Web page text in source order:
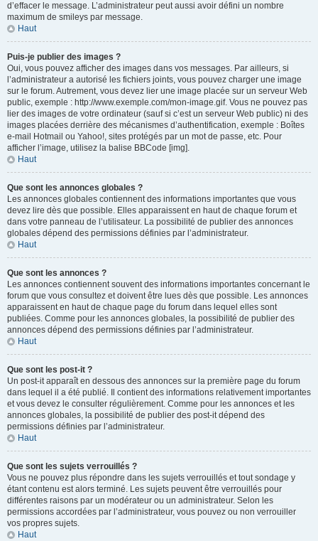
d’effacer le message. L’administrateur peut aussi avoir défini un nombre
maximum de smileys par message.
Haut
Puis-je publier des images ?
Oui, vous pouvez afficher des images dans vos messages. Par ailleurs, si
l’administrateur a autorisé les fichiers joints, vous pouvez charger une image
sur le forum. Autrement, vous devez lier une image placée sur un serveur Web
public, exemple : http://www.exemple.com/mon-image.gif. Vous ne pouvez pas
lier des images de votre ordinateur (sauf si c’est un serveur Web public) ni des
images placées derrière des mécanismes d’authentification, exemple : Boîtes
e-mail Hotmail ou Yahoo!, sites protégés par un mot de passe, etc. Pour
afficher l’image, utilisez la balise BBCode [img].
Haut
Que sont les annonces globales ?
Les annonces globales contiennent des informations importantes que vous
devez lire dès que possible. Elles apparaissent en haut de chaque forum et
dans votre panneau de l’utilisateur. La possibilité de publier des annonces
globales dépend des permissions définies par l’administrateur.
Haut
Que sont les annonces ?
Les annonces contiennent souvent des informations importantes concernant le
forum que vous consultez et doivent être lues dès que possible. Les annonces
apparaissent en haut de chaque page du forum dans lequel elles sont
publiées. Comme pour les annonces globales, la possibilité de publier des
annonces dépend des permissions définies par l’administrateur.
Haut
Que sont les post-it ?
Un post-it apparaît en dessous des annonces sur la première page du forum
dans lequel il a été publié. Il contient des informations relativement importantes
et vous devez le consulter régulièrement. Comme pour les annonces et les
annonces globales, la possibilité de publier des post-it dépend des
permissions définies par l’administrateur.
Haut
Que sont les sujets verrouillés ?
Vous ne pouvez plus répondre dans les sujets verrouillés et tout sondage y
étant contenu est alors terminé. Les sujets peuvent être verrouillés pour
différentes raisons par un modérateur ou un administrateur. Selon les
permissions accordées par l’administrateur, vous pouvez ou non verrouiller
vos propres sujets.
Haut